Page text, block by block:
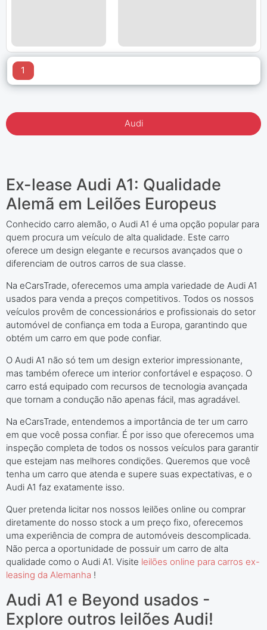
1
Audi
Ex-lease Audi A1: Qualidade
Alemã em Leilões Europeus
Conhecido carro alemão, o Audi A1 é uma opção popular para
quem procura um veículo de alta qualidade. Este carro
oferece um design elegante e recursos avançados que o
diferenciam de outros carros de sua classe.
Na eCarsTrade, oferecemos uma ampla variedade de Audi A1
usados para venda a preços competitivos. Todos os nossos
veículos provêm de concessionários e profissionais do setor
automóvel de confiança em toda a Europa, garantindo que
obtém um carro em que pode confiar.
O Audi A1 não só tem um design exterior impressionante,
mas também oferece um interior confortável e espaçoso. O
carro está equipado com recursos de tecnologia avançada
que tornam a condução não apenas fácil, mas agradável.
Na eCarsTrade, entendemos a importância de ter um carro
em que você possa confiar. É por isso que oferecemos uma
inspeção completa de todos os nossos veículos para garantir
que estejam nas melhores condições. Queremos que você
tenha um carro que atenda e supere suas expectativas, e o
Audi A1 faz exatamente isso.
Quer pretenda licitar nos nossos leilões online ou comprar
diretamente do nosso stock a um preço fixo, oferecemos
uma experiência de compra de automóveis descomplicada.
Não perca a oportunidade de possuir um carro de alta
qualidade como o Audi A1. Visite leilões online para carros ex-
leasing da Alemanha !
Audi A1 e Beyond usados -
Explore outros leilões Audi!